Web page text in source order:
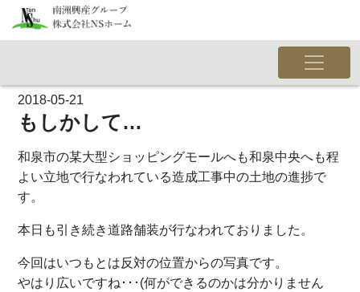
2018-05-21
もしかして…
和泉市の某大型ショッピングモールへも和泉中央へも程
よい立地で行なわれている造成工事中の土地の進捗で
す。
本日も引き続き道路舗装が行なわれておりました。
今回はいつもとは反対の位置からの写真です。
やはり広いですね･･･(何ができるのかは分かりません